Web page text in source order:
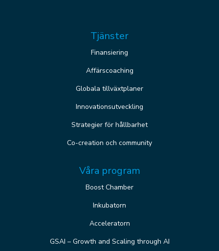
Tjänster
Finansiering
Affärscoaching
Globala tillväxtplaner
Innovationsutveckling
Strategier för hållbarhet
Co-creation och community
Våra program
Boost Chamber
Inkubatorn
Acceleratorn
GSAI – Growth and Scaling through AI